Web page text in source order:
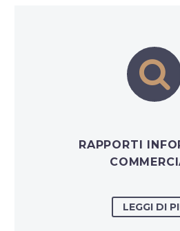


RAPPORTI
LEGGI DI